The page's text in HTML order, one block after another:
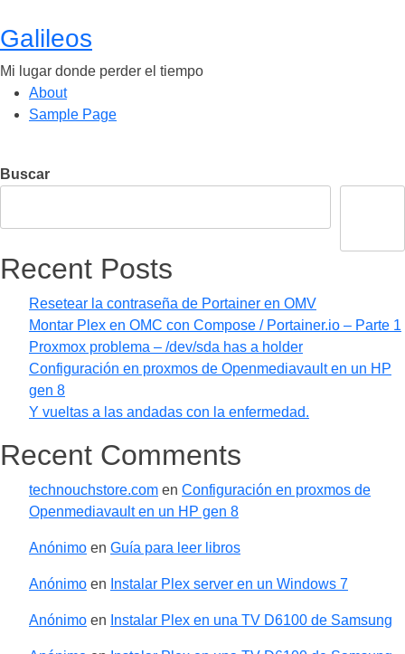
al
contenido
Galileos
Mi lugar donde perder el tiempo
About
Sample Page
Buscar
Recent Posts
Resetear la contraseña de Portainer en OMV
Montar Plex en OMC con Compose / Portainer.io – Parte 1
Proxmox problema – /dev/sda has a holder
Configuración en proxmos de Openmediavault en un HP
gen 8
Y vueltas a las andadas con la enfermedad.
Recent Comments
technouchstore.com en Configuración en proxmos de
Openmediavault en un HP gen 8
Anónimo en Guía para leer libros
Anónimo en Instalar Plex server en un Windows 7
Anónimo en Instalar Plex en una TV D6100 de Samsung